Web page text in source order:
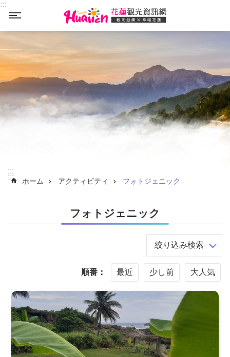
メインのコンテンツブロックにジャンプします
:::
:::
::: ホーム アクティビティ フォトジェニック
フォトジェニック
絞り込み検索
順番： 最近 少し前 大人気